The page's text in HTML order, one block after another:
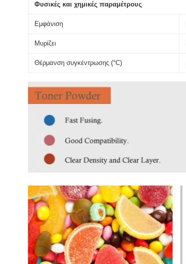
Φυσικές και χημικές παραμέτρους
Εμφάνιση
Μυρίζει
Θέρμανση συγκέντρωσης (°C)